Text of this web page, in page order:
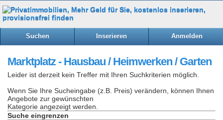
Suchen Inserieren Anmelden
Marktplatz - Hausbau / Heimwerken / Garten
Leider ist derzeit kein Treffer mit Ihren Suchkriterien möglich.
Wenn Sie Ihre Sucheingabe (z.B. Preis) verändern, können Ihnen
Angebote zur gewünschten
Kategorie angezeigt werden.
Suche eingrenzen